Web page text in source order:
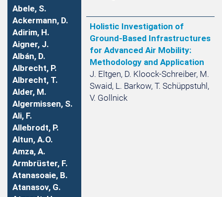
Abele, S.
Ackermann, D.
Adirim, H.
Aigner, J.
Albán, D.
Albrecht, P.
Albrecht, T.
Alder, M.
Algermissen, S.
Ali, F.
Allebrodt, P.
Altun, A.O.
Amza, A.
Armbrüster, F.
Atanasoaie, B.
Atanasov, G.
Holistic Investigation of
Ground-Based Infrastructures
for Advanced Air Mobility:
Methodology and Application
J. Eltgen, D. Kloock-Schreiber, M.
Swaid, L. Barkow, T. Schüppstuhl,
V. Gollnick